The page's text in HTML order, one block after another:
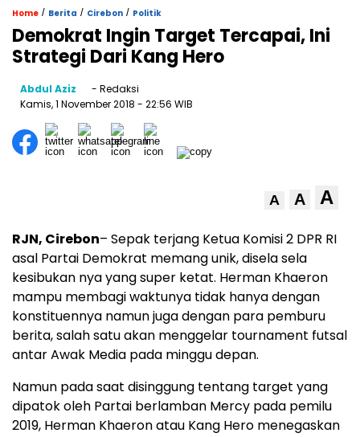
Home / Berita / Cirebon / Politik
Demokrat Ingin Target Tercapai, Ini
Strategi Dari Kang Hero
Abdul Aziz
- Redaksi
Kamis, 1 November 2018 - 22:56 WIB
A A A
RJN, Cirebon– Sepak terjang Ketua Komisi 2 DPR RI
asal Partai Demokrat memang unik, disela sela
kesibukan nya yang super ketat. Herman Khaeron
mampu membagi waktunya tidak hanya dengan
konstituennya namun juga dengan para pemburu
berita, salah satu akan menggelar tournament futsal
antar Awak Media pada minggu depan.
Namun pada saat disinggung tentang target yang
dipatok oleh Partai berlamban Mercy pada pemilu
2019, Herman Khaeron atau Kang Hero menegaskan